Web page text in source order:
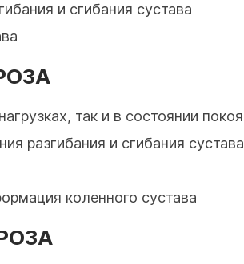
и сгибания сустава
так и в состоянии покоя
разгибания и сгибания сустава
коленного сустава